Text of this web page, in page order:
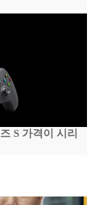
S 가격이 시리